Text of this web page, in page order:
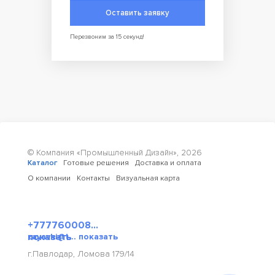
Оставить заявку
Перезвоним за 15 секунд!
© Компания «Промышленный Дизайн», 2026
Каталог Готовые решения
Доставка и оплата
О компании
Контакты Визуальная карта
+777760008...
показать
zayavki@t... показать
г.Павлодар, Ломова 179/14